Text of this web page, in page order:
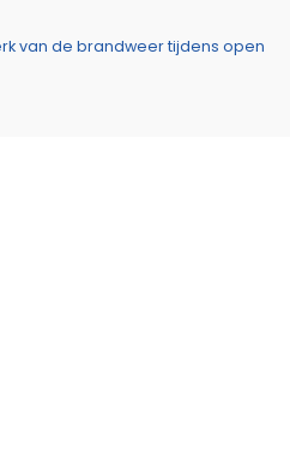
van de brandweer tijdens open